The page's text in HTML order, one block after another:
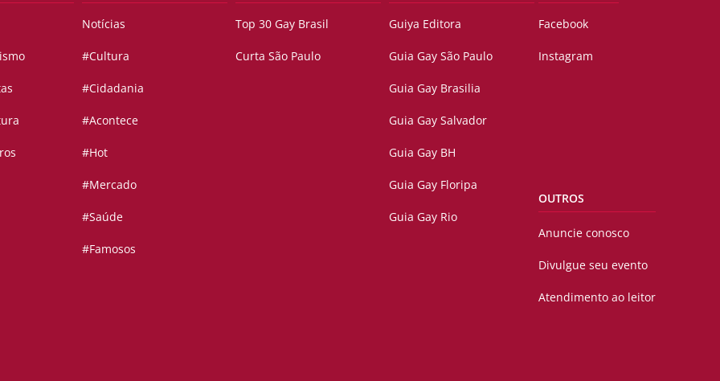
Notícias
#Cultura
#Cidadania
#Acontece
#Hot
#Mercado
#Saúde
#Famosos
Top 30 Gay Brasil
Curta São Paulo
Guiya Editora
Guia Gay São Paulo
Guia Gay Brasilia
Guia Gay Salvador
Guia Gay BH
Guia Gay Floripa
Guia Gay Rio
Facebook
Instagram
OUTROS
Anuncie conosco
Divulgue seu evento
Atendimento ao leitor